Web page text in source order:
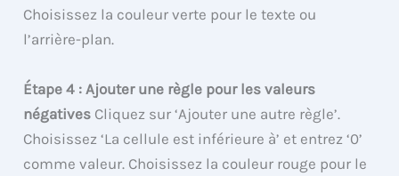
Choisissez la couleur verte pour le texte ou
l’arrière-plan.
Étape 4 : Ajouter une règle pour les valeurs
négatives Cliquez sur ‘Ajouter une autre règle’.
Choisissez ‘La cellule est inférieure à’ et entrez ‘0’
comme valeur. Choisissez la couleur rouge pour le